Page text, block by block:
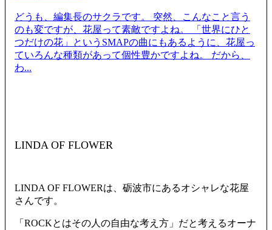
どうも、編集長のサクラです。 突然、こんなこと言う
のも変ですが、花屋って素敵ですよね。 「世界にひと
つだけの花」というSMAPの曲にもあるように、花屋っ
ていろんな種類があって個性豊かですよね。 だから、
わ...
LINDA OF FLOWER
LINDA OF FLOWERは、砺波市にあるオシャレな花屋
さんです。
「ROCKとはその人の自由な考え方」だと考えるオーナ